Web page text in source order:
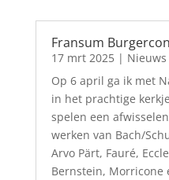
Fransum
17 mrt 2025| Nieuws
Op 6 april ga ik met
in het prachtige
spelen een
werken van Bach/
Arvo Pärt, Fauré,
Bernstein, Morricone